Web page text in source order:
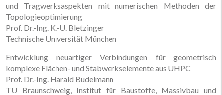
und Tragwerksaspekten mit numerischen Methoden der
Topologieoptimierung
Prof. Dr.-Ing. K.-U. Bletzinger
Technische Universität München
Entwicklung neuartiger Verbindungen für geometrisch
komplexe Flächen- und Stabwerkselemente aus UHPC
Prof. Dr.-Ing. Harald Budelmann
TU Braunschweig, Institut für Baustoffe, Massivbau und